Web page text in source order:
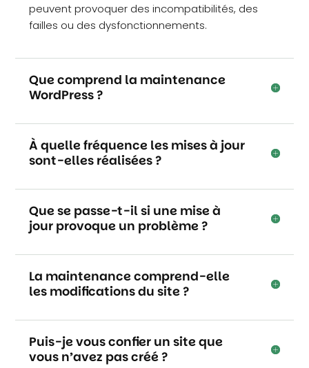
peuvent provoquer des incompatibilités, des
failles ou des dysfonctionnements.
Que comprend la maintenance
WordPress ?
À quelle fréquence les mises à jour
sont-elles réalisées ?
Que se passe-t-il si une mise à
jour provoque un problème ?
La maintenance comprend-elle
les modifications du site ?
Puis-je vous confier un site que
vous n’avez pas créé ?